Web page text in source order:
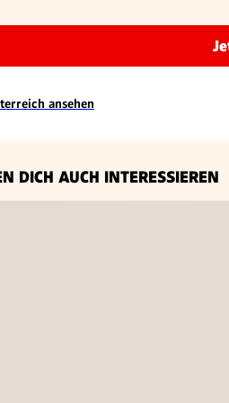
ansehen
DICH AUCH INTERESSIEREN